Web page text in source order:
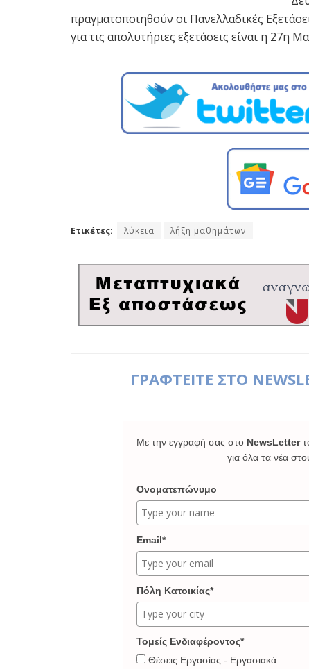
πραγματοποιηθούν οι Πανελλαδικές
για τις απολυτήριες εξετάσεις είναι η 27η
Ετικέτες: λύκεια λήξη μαθημάτων
ΓΡΑΦΤΕΙΤΕ ΣΤΟ
Με την εγγραφή σας στο NewsLetter
για όλα τα νέα
Ονοματεπώνυμο
Email*
Πόλη Κατοικίας*
Τομείς Ενδιαφέροντος*
Θέσεις Εργασίας - Εργασιακά